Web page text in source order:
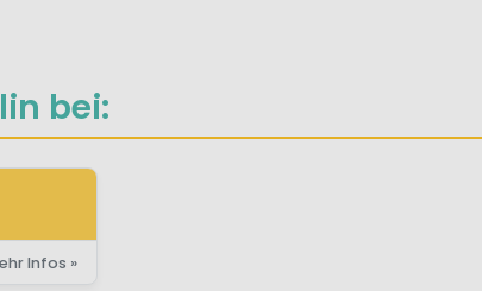
bei:
Infos »